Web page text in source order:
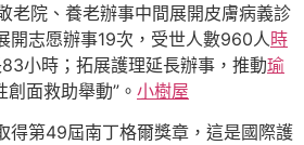
老院、養老辦事中間展開皮膚病義診
開志愿辦事19次，受世人數960人時
83小時；拓展護理延長辦事，推動瑜
面救助舉動”。 小樹屋
得第49屆南丁格爾獎章，這是國際護